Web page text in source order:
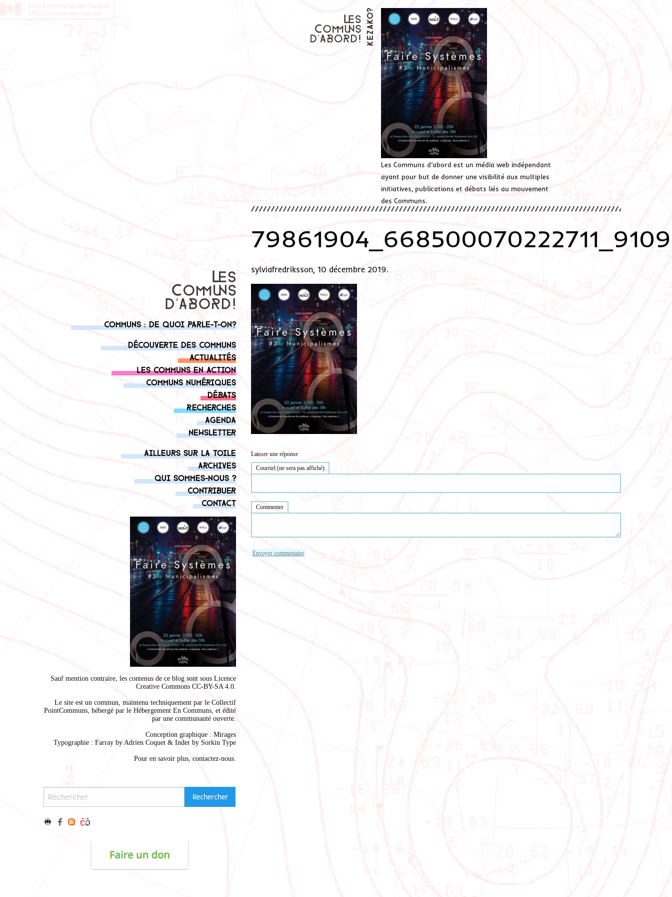
Les Communs d’abord est un média web indépendant
ayant pour but de donner une visibilité aux multiples
initiatives, publications et débats liés au mouvement
des Communs.
Communs : de quoi parle-t-on?
Découverte des communs
Actualités
Les communs en action
Communs numériques
Débats
Recherches
Agenda
Newsletter
Ailleurs sur la toile
Archives
Qui sommes-nous ?
Contribuer
Contact
Sauf mention contraire, les contenus de ce blog sont sous Licence
Creative Commons CC-BY-SA 4.0.
Le site est un commun, maintenu techniquement par le Collectif
PointCommuns, hébergé par le Hébergement En Communs, et édité
par une communauté ouverte.
Conception graphique : Mirages
Typographie : Farray by Adrien Coquet & Inder by Sorkin Type
Pour en savoir plus, contactez-nous.
sylviafredriksson, 10 décembre 2019.
Laisser une réponse
Courriel (ne sera pas affiché)
Commenter